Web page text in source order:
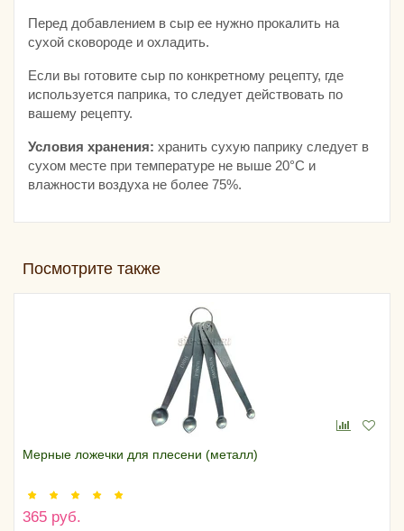
Перед добавлением в сыр ее нужно прокалить на
сухой сковороде и охладить.
Если вы готовите сыр по конкретному рецепту, где
используется паприка, то следует действовать по
вашему рецепту.
Условия хранения: хранить сухую паприку следует в
сухом месте при температуре не выше 20°С и
влажности воздуха не более 75%.
Посмотрите также
Мерные ложечки для плесени (металл)
365 руб.